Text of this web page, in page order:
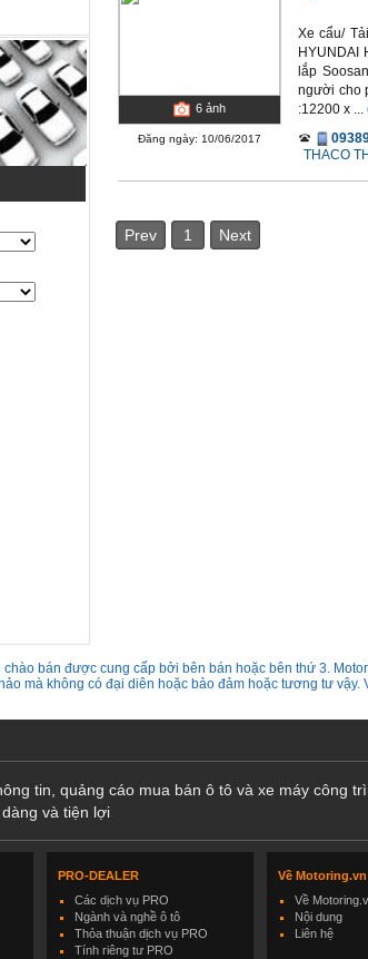
6 ảnh
Đăng ngày: 10/06/2017
Xe cẩu/
HYUNDAI
lắp
người cho
:12200 x ...
THACO
Prev 1 Next
bán được cung cấp bởi bên bán hoặc bên thứ 3.
mà không có đại diên hoặc bảo đảm hoặc tương tư
tin, quảng cáo mua bán ô tô và xe máy công
và tiện lợi
PRO-DEALER
Các dịch vụ PRO
Ngành và nghề ô tô
Thỏa thuận dịch vụ PRO
Tính riêng tư PRO
Về Motoring.vn
Về
Nội dung
Liên hệ